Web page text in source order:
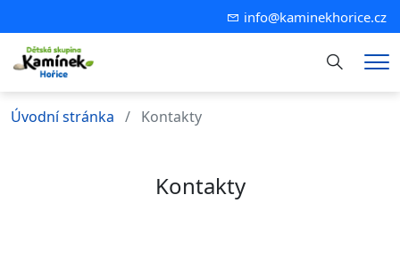
info@kaminekhorice.cz
Hledání
Úvodní stránka Kontakty
Kontakty